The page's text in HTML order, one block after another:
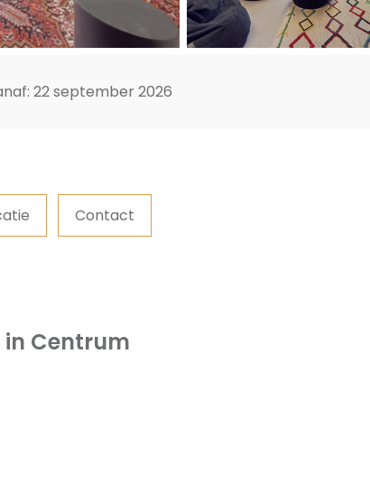
22 september 2026
Contact
in Centrum